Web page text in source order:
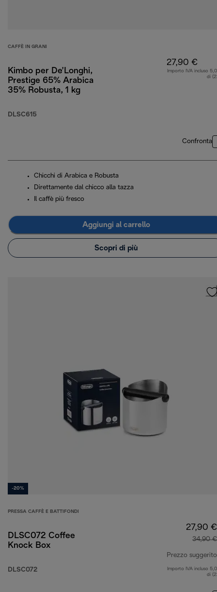
CAFFÈ IN GRANI
Kimbo per De’Longhi,
Prestige 65% Arabica
35% Robusta, 1 kg
DLSC615
27,90 €
Importo IVA incluso
di
Confronta
Chicchi di Arabica e Robusta
Direttamente dal chicco alla tazza
Il caffè più fresco
Aggiungi al carrello
Scopri di più
-20%
PRESSA CAFFÈ E BATTIFONDI
DLSC072 Coffee
Knock Box
DLSC072
27,90 €
34,90 €
Prezzo suggerito
Importo IVA incluso
di